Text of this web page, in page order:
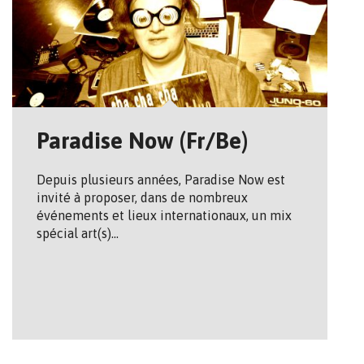
Paradise Now (Fr/Be)
Depuis plusieurs années, Paradise Now est
invité à proposer, dans de nombreux
événements et lieux internationaux, un mix
spécial art(s)…